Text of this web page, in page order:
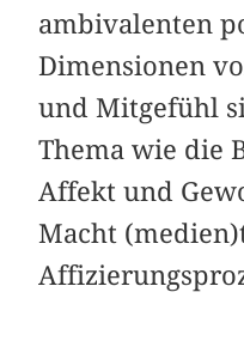
ambivalenten
Dimensionen
und Mitgefühl
Thema wie die
Affekt und
Macht